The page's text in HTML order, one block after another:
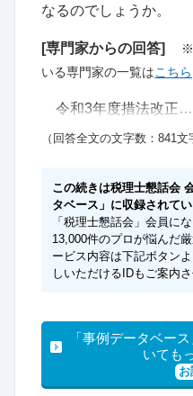
なるのでしょうか。
[専門家からの回答]
※
いる専門家の一覧はこちら
令和3年度措法改
（回答全文の文字数：841文
この続きは税理士懇話会
タベース」に収録されて
「税理士懇話会」会員に
13,000件のプロが悩んだ
ービス内容は下記ボタン
しいただけるIDもご案内
「事例データベー
いても